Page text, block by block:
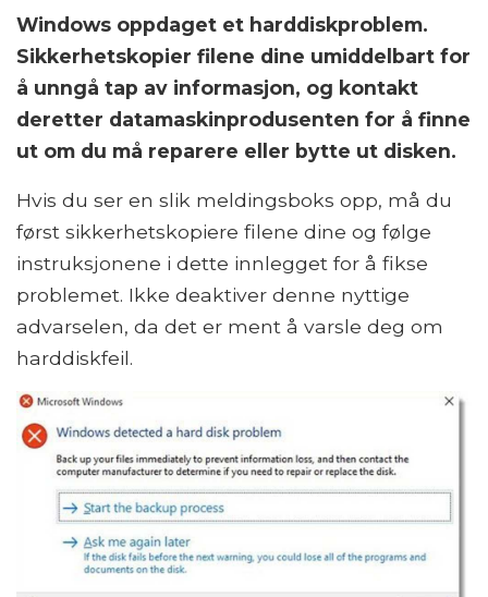
Windows oppdaget et harddiskproblem.
Sikkerhetskopier filene dine umiddelbart for
å unngå tap av informasjon, og kontakt
deretter datamaskinprodusenten for å finne
ut om du må reparere eller bytte ut disken.
Hvis du ser en slik meldingsboks opp, må du
først sikkerhetskopiere filene dine og følge
instruksjonene i dette innlegget for å fikse
problemet. Ikke deaktiver denne nyttige
advarselen, da det er ment å varsle deg om
harddiskfeil.